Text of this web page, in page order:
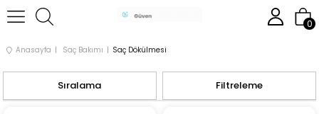
0
Anasayfa Saç Bakımı Saç Dökülmesi
Filtreleme
Sıralama